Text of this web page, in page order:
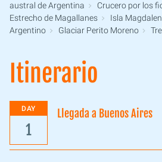
austral de Argentina
Crucero por los
Estrecho de Magallanes
Isla
Argentino
Glaciar Perito Moreno
Itinerario
DAY
1
Llegada a Buenos Aires